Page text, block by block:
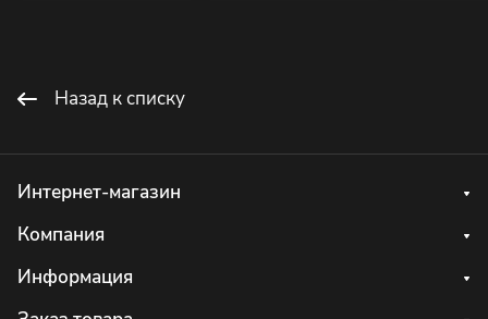
Назад к списку
Интернет-магазин
Компания
Информация